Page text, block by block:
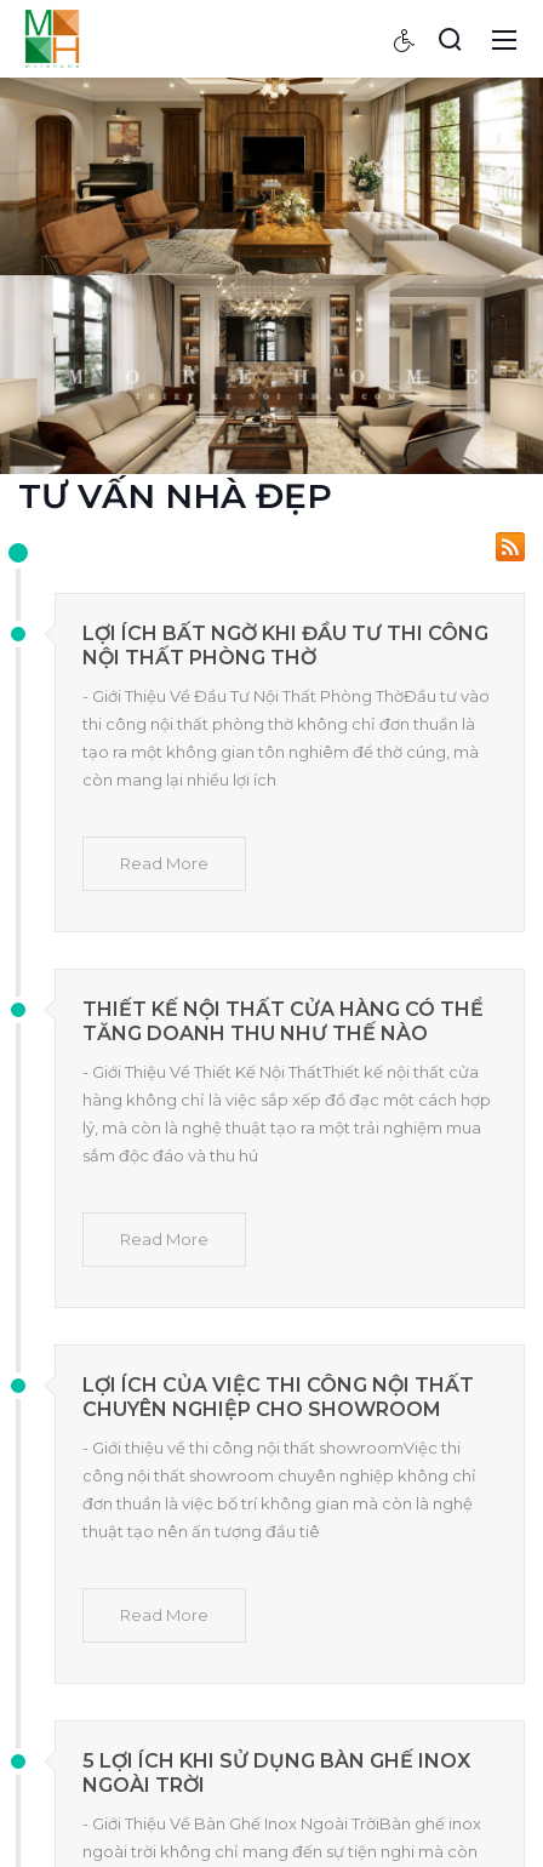
TƯ VẤN NHÀ ĐẸP
LỢI ÍCH BẤT NGỜ KHI ĐẦU TƯ THI CÔNG
NỘI THẤT PHÒNG THỜ
- Giới Thiệu Về Đầu Tư Nội Thất Phòng ThờĐầu tư vào
thi công nội thất phòng thờ không chỉ đơn thuần là
tạo ra một không gian tôn nghiêm để thờ cúng, mà
còn mang lại nhiều lợi ích
Read More
THIẾT KẾ NỘI THẤT CỬA HÀNG CÓ THỂ
TĂNG DOANH THU NHƯ THẾ NÀO
- Giới Thiệu Về Thiết Kế Nội ThấtThiết kế nội thất cửa
hàng không chỉ là việc sắp xếp đồ đạc một cách hợp
lý, mà còn là nghệ thuật tạo ra một trải nghiệm mua
sắm độc đáo và thu hú
Read More
LỢI ÍCH CỦA VIỆC THI CÔNG NỘI THẤT
CHUYÊN NGHIỆP CHO SHOWROOM
- Giới thiệu về thi công nội thất showroomViệc thi
công nội thất showroom chuyên nghiệp không chỉ
đơn thuần là việc bố trí không gian mà còn là nghệ
thuật tạo nên ấn tượng đầu tiê
Read More
5 LỢI ÍCH KHI SỬ DỤNG BÀN GHẾ INOX
NGOÀI TRỜI
- Giới Thiệu Về Bàn Ghế Inox Ngoài TrờiBàn ghế inox
ngoài trời không chỉ mang đến sự tiện nghi mà còn